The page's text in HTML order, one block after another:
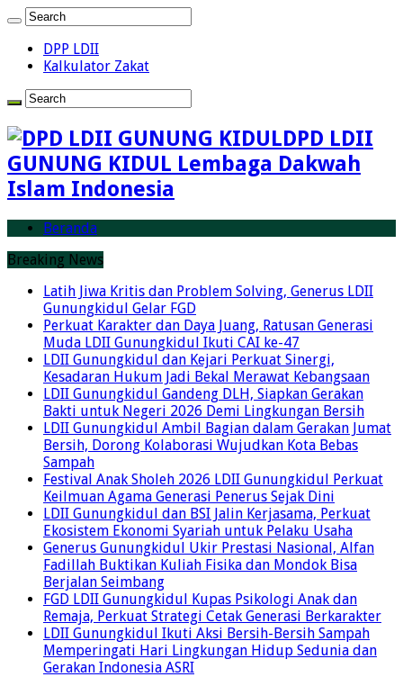
DPP LDII
Kalkulator Zakat
DPD LDII
GUNUNG KIDUL Lembaga Dakwah
Islam Indonesia
Beranda
Breaking News
Latih Jiwa Kritis dan Problem Solving, Generus LDII
Gunungkidul Gelar FGD
Perkuat Karakter dan Daya Juang, Ratusan Generasi
Muda LDII Gunungkidul Ikuti CAI ke-47
LDII Gunungkidul dan Kejari Perkuat Sinergi,
Kesadaran Hukum Jadi Bekal Merawat Kebangsaan
LDII Gunungkidul Gandeng DLH, Siapkan Gerakan
Bakti untuk Negeri 2026 Demi Lingkungan Bersih
LDII Gunungkidul Ambil Bagian dalam Gerakan Jumat
Bersih, Dorong Kolaborasi Wujudkan Kota Bebas
Sampah
Festival Anak Sholeh 2026 LDII Gunungkidul Perkuat
Keilmuan Agama Generasi Penerus Sejak Dini
LDII Gunungkidul dan BSI Jalin Kerjasama, Perkuat
Ekosistem Ekonomi Syariah untuk Pelaku Usaha
Generus Gunungkidul Ukir Prestasi Nasional, Alfan
Fadillah Buktikan Kuliah Fisika dan Mondok Bisa
Berjalan Seimbang
FGD LDII Gunungkidul Kupas Psikologi Anak dan
Remaja, Perkuat Strategi Cetak Generasi Berkarakter
LDII Gunungkidul Ikuti Aksi Bersih-Bersih Sampah
Memperingati Hari Lingkungan Hidup Sedunia dan
Gerakan Indonesia ASRI